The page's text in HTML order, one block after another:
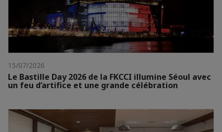
15/07/2026
Le Bastille Day 2026 de la FKCCI illumine Séoul avec
un feu d’artifice et une grande célébration